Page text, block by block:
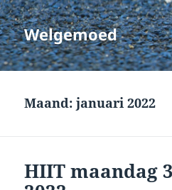
Welgemoed
Maand:januari 2022
HIIT maandag